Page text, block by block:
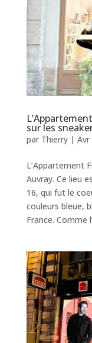
sur les
par Thierry| Avr
L’Appartement
Auvray. Ce lieu
16, qui fut le
couleurs bleue,
France. Comme